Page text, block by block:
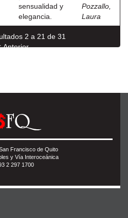
sensualidad y
elegancia.
Pozzallo,
Laura
2 a 21 de 31
Anterior
Francisco de Quito
y Vía Interoceánica
2 297 1700